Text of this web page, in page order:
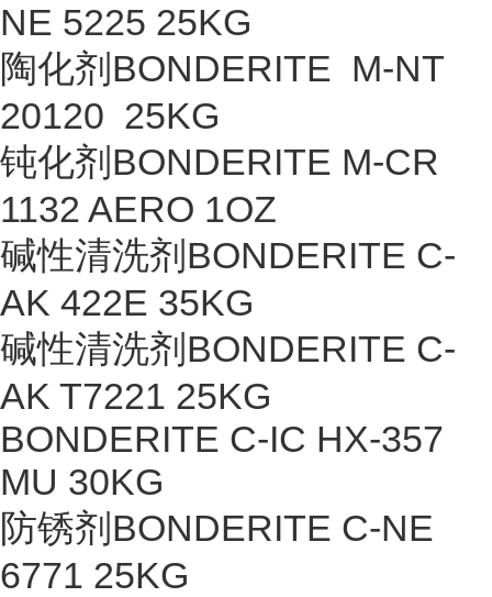
NE 5225 25KG
陶化剂BONDERITE M-NT
20120 25KG
钝化剂BONDERITE M-CR
1132 AERO 1OZ
碱性清洗剂BONDERITE C-
AK 422E 35KG
碱性清洗剂BONDERITE C-
AK T7221 25KG
BONDERITE C-IC HX-357
MU 30KG
防锈剂BONDERITE C-NE
6771 25KG